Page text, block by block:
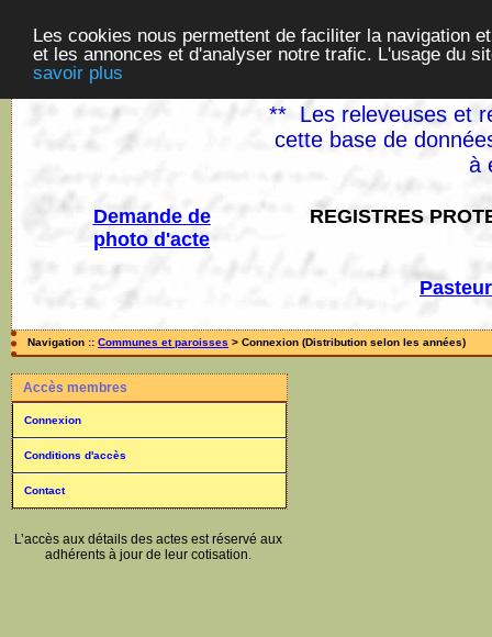
Les cookies nous permettent de faciliter la navigation
et les annonces et d'analyser notre trafic. L'usage du
savoir plus
** Les releveuses et
cette base de
à
Demande de
photo d'acte
REGISTRES
Navigation :: Communes et paroisses > Connexion (Distribution selon les années)
Accès membres
Connexion
Conditions d'accès
Contact
L’accès aux détails des actes est réservé aux
adhérents à jour de leur cotisation.